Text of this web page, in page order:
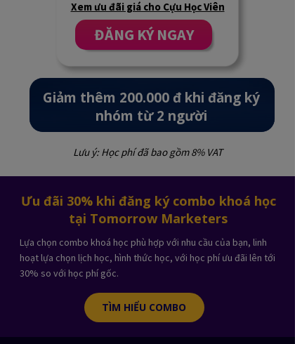
Xem ưu đãi giá cho Cựu Học Viên
ĐĂNG KÝ NGAY
Giảm thêm 200.000 đ khi đăng ký
nhóm từ 2 người
Lưu ý: Học phí đã bao gồm 8% VAT
TÌM HIỂU COMBO
Ưu đãi 30% khi đăng ký combo khoá học
tại Tomorrow Marketers
Lựa chọn combo khoá học phù hợp với nhu cầu của bạn, linh
hoạt lựa chọn lịch học, hình thức học, với học phí ưu đãi lên tới
30% so với học phí gốc.